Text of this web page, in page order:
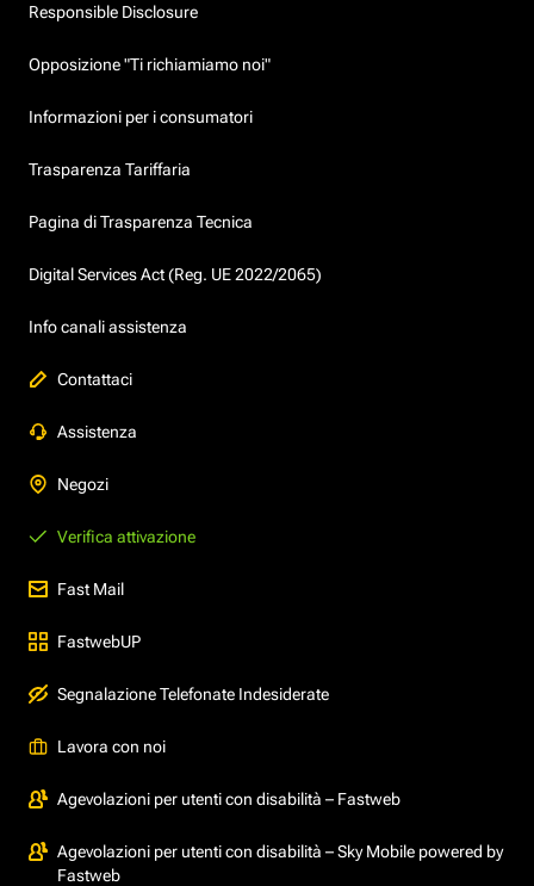
Responsible Disclosure
Opposizione "Ti richiamiamo noi"
Informazioni per i consumatori
Trasparenza Tariffaria
Pagina di Trasparenza Tecnica
Digital Services Act (Reg. UE 2022/2065)
Info canali assistenza
Contattaci
Assistenza
Negozi
Verifica attivazione
Fast Mail
FastwebUP
Segnalazione Telefonate Indesiderate
Lavora con noi
Agevolazioni per utenti con disabilità – Fastweb
Agevolazioni per utenti con disabilità – Sky Mobile powered by
Fastweb